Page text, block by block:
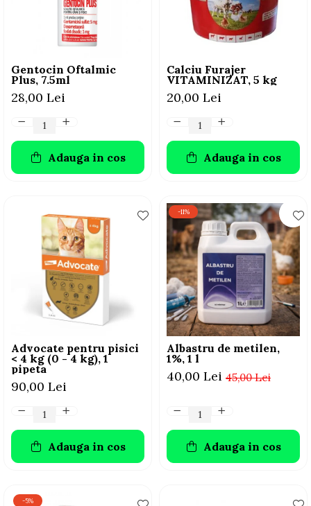
AFECTIUNI OCULARE
AFECTIUNI URINARE
IMUNITATE
AFECTIUNI OCULARE
AFECTIUNI URINARE
LAPTE PRAF
Gentocin Oftalmic
Plus, 7.5ml
28,00 Lei
Adauga in cos
Calciu Furajer
VITAMINIZAT, 5 kg
20,00 Lei
Adauga in cos
Advocate pentru pisici
< 4 kg (0 - 4 kg), 1
pipeta
90,00 Lei
Adauga in cos
-11%
Albastru de metilen,
1%, 1 l
45,00 Lei
40,00 Lei
Adauga in cos
-5%